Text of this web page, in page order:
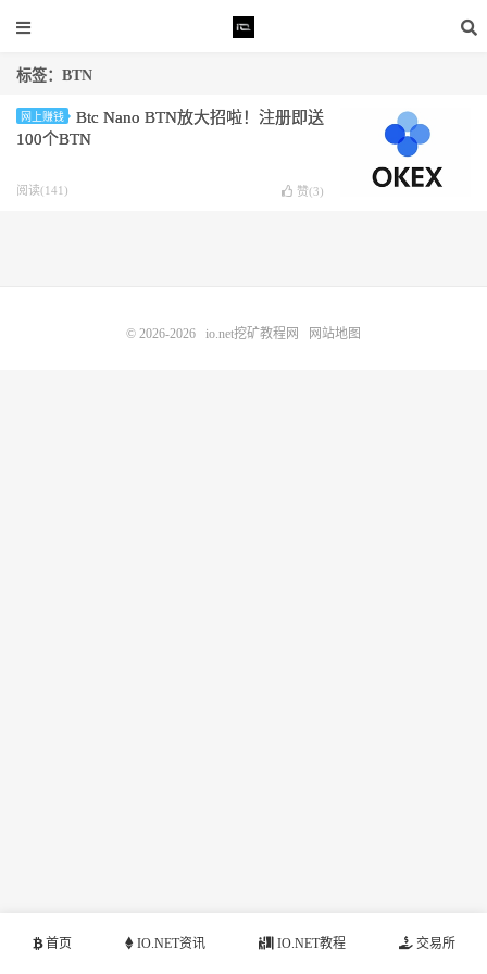
标签：BTN
网上赚钱
Btc Nano BTN放大招啦！注册即送
100个BTN
阅读(141) 赞(3)
首页 IO.NET资讯 IO.NET教程 交易所
© 2026-2026 io.net挖矿教程网 网站地图